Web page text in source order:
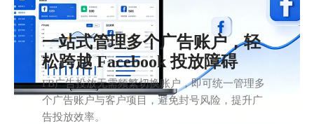
一站式管理多个广告账户，轻
松跨越 Facebook 投放障碍
FB广告投放无需频繁切换账户，即可统一管理多
个广告账户与客户项目，避免封号风险，提升广
告投放效率。